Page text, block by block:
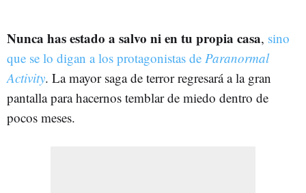
Nunca has estado a salvo ni en tu propia casa, sino
que se lo digan a los protagonistas de Paranormal
Activity. La mayor saga de terror regresará a la gran
pantalla para hacernos temblar de miedo dentro de
pocos meses.